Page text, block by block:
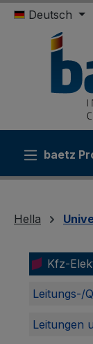
Hauptinhalt
Zur Suche
ZurDeutsch
baetz
Hella
Kfz-
Leitungs-/
Leitungen